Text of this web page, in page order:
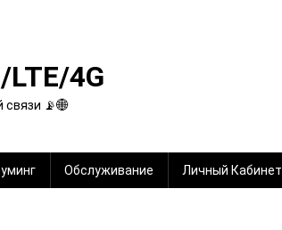
4G
связи 📡🌐
Обслуживание Личный Кабинет